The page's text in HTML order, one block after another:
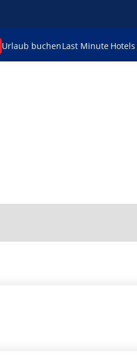
Urlaub buchenLast Minute Hotels